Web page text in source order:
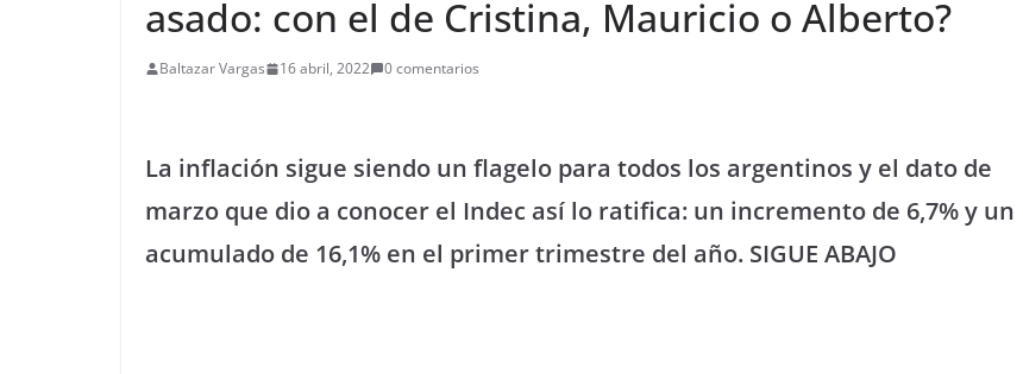
asado: con el de Cristina, Mauricio o Alberto?
Baltazar Vargas 16 abril, 2022 0 comentarios
La inflación sigue siendo un flagelo para todos los argentinos y el dato de
marzo que dio a conocer el Indec así lo ratifica: un incremento de 6,7% y un
acumulado de 16,1% en el primer trimestre del año. SIGUE ABAJO